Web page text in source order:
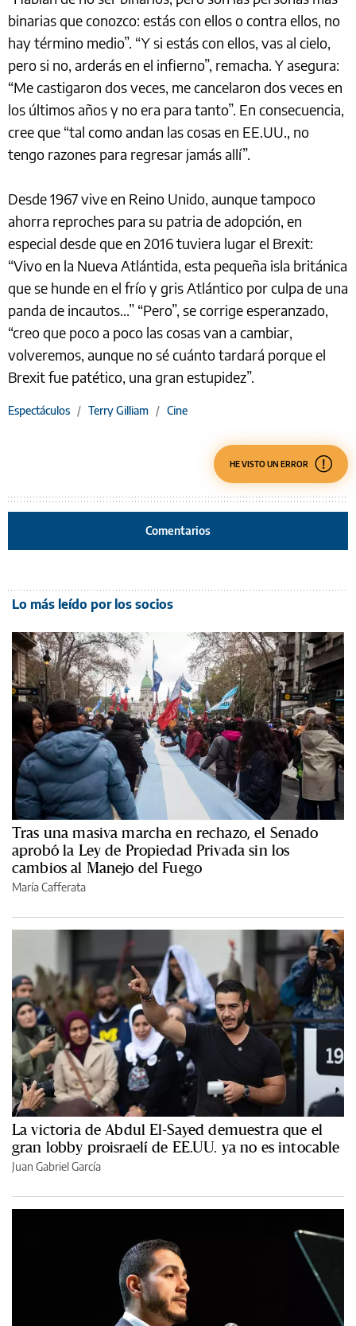
binarias que conozco: estás con ellos o contra ellos, no
hay término medio”. “Y si estás con ellos, vas al cielo,
pero si no, arderás en el infierno”, remacha. Y asegura:
“Me castigaron dos veces, me cancelaron dos veces en
los últimos años y no era para tanto”. En consecuencia,
cree que “tal como andan las cosas en EE.UU., no
tengo razones para regresar jamás allí”.
Desde 1967 vive en Reino Unido, aunque tampoco
ahorra reproches para su patria de adopción, en
especial desde que en 2016 tuviera lugar el Brexit:
“Vivo en la Nueva Atlántida, esta pequeña isla británica
que se hunde en el frío y gris Atlántico por culpa de una
panda de incautos...” “Pero”, se corrige esperanzado,
“creo que poco a poco las cosas van a cambiar,
volveremos, aunque no sé cuánto tardará porque el
Brexit fue patético, una gran estupidez”.
Espectáculos / Terry Gilliam / Cine
HE VISTO UN ERROR
Comentarios
Lo más leído por los socios
Tras una masiva marcha en rechazo, el Senado
aprobó la Ley de Propiedad Privada sin los
cambios al Manejo del Fuego
María Cafferata
La victoria de Abdul El-Sayed demuestra que el
gran lobby proisraelí de EE.UU. ya no es intocable
Juan Gabriel García